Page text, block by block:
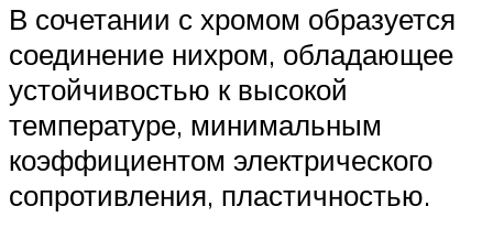
В сочетании с хромом образуется
соединение нихром, обладающее
устойчивостью к высокой
температуре, минимальным
коэффициентом электрического
сопротивления, пластичностью.